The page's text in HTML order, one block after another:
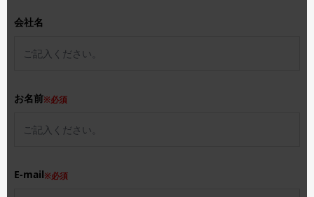
会社名
お名前※必須
E-mail※必須